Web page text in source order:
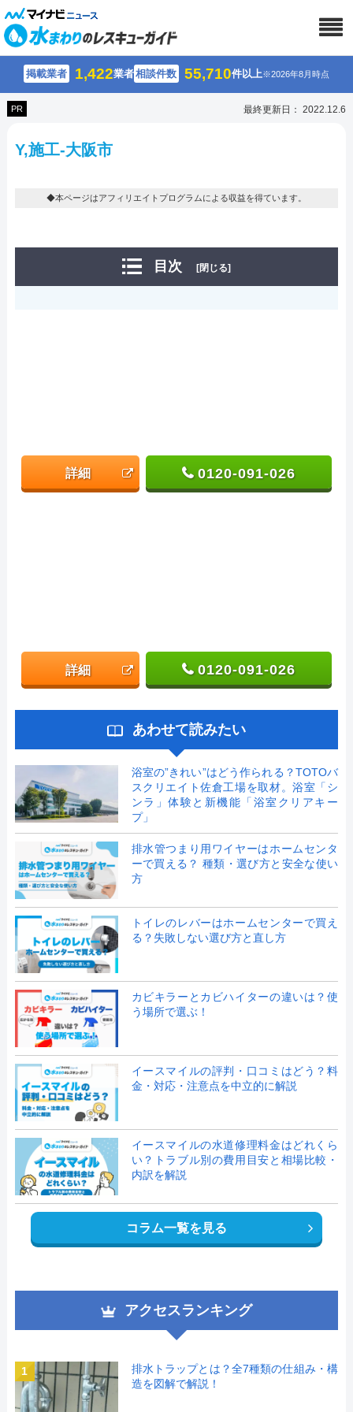
掲載業者 1,422業者相談件数 55,710件以上※2026年8月時点
PR 最終更新日： 2022.12.6
Y,施工-大阪市
◆本ページはアフィリエイトプログラムによる収益を得ています。
目次 [閉じる]
詳細 0120-091-026
詳細 0120-091-026
あわせて読みたい
浴室の”きれい”はどう作られる？TOTOバ
スクリエイト佐倉工場を取材。浴室「シ
ンラ」体験と新機能「浴室クリアキー
プ」
排水管つまり用ワイヤーはホームセンタ
ーで買える？ 種類・選び方と安全な使い
方
トイレのレバーはホームセンターで買え
る？失敗しない選び方と直し方
カビキラーとカビハイターの違いは？使
う場所で選ぶ！
イースマイルの評判・口コミはどう？料
金・対応・注意点を中立的に解説
イースマイルの水道修理料金はどれくら
い？トラブル別の費用目安と相場比較・
内訳を解説
コラム一覧を見る
アクセスランキング
1
排水トラップとは？全7種類の仕組み・構
造を図解で解説！